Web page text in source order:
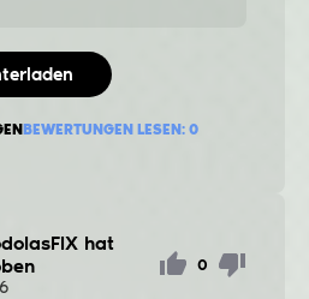
BEWERTUNGEN LESEN: 0
hat
0